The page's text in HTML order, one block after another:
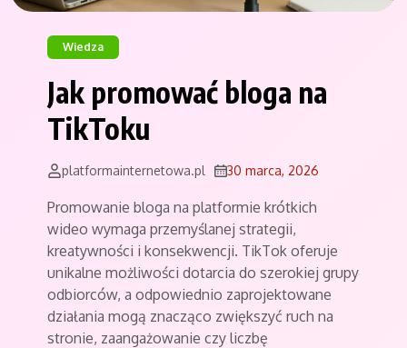
Wiedza
Jak promować bloga na
TikToku
platformainternetowa.pl 30 marca, 2026
Promowanie bloga na platformie krótkich
wideo wymaga przemyślanej strategii,
kreatywności i konsekwencji. TikTok oferuje
unikalne możliwości dotarcia do szerokiej grupy
odbiorców, a odpowiednio zaprojektowane
działania mogą znacząco zwiększyć ruch na
stronie, zaangażowanie czy liczbę